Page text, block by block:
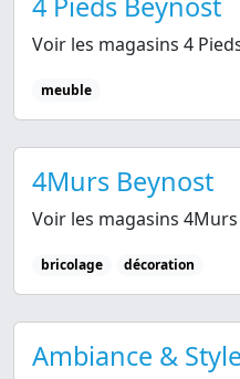
Voir les magasins 4
meuble
4Murs Beynost
Voir les magasins
bricolage décoration
Ambiance &